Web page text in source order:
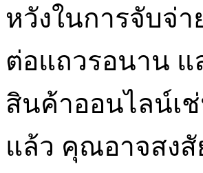
หวังในการจับจ่
ต่อแถวรอนาน
สินค้าออนไลน์เ
แล้ว คุณอาจสง